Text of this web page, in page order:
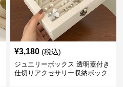
¥3,180 (税込)
ジュエリーボックス 透明蓋付き
仕切りアクセサリー収納ボック